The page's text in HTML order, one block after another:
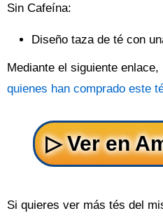
Sin Cafeína:
Diseño taza de té con
Mediante el siguiente
quienes han comprado este
Si quieres ver más tés del